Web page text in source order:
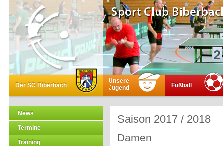
Der SC Biberbach
Unsere
Jugend
Fußball
News
Termine
Training
Saison 2017 / 2018
Damen